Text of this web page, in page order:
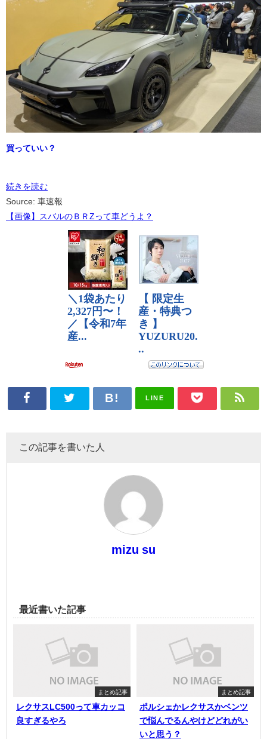
買っていい？
続きを読む
Source: 車速報
【画像】スバルのＢＲZって車どうよ？
LINE
この記事を書いた人
mizu su
最近書いた記事
まとめ記事
レクサスLC500って車カッコ
良すぎるやろ
まとめ記事
ポルシェかレクサスかベンツ
で悩んでるんやけどどれがい
いと思う？